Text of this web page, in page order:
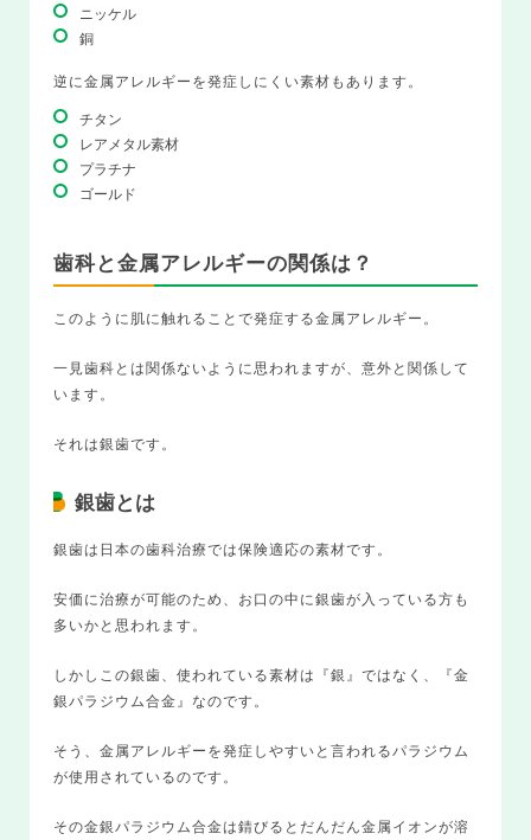
ニッケル
銅
逆に金属アレルギーを発症しにくい素材もあります。
チタン
レアメタル素材
プラチナ
ゴールド
歯科と金属アレルギーの関係は？
このように肌に触れることで発症する金属アレルギー。
一見歯科とは関係ないように思われますが、意外と関係して
います。
それは銀歯です。
銀歯とは
銀歯は日本の歯科治療では保険適応の素材です。
安価に治療が可能のため、お口の中に銀歯が入っている方も
多いかと思われます。
しかしこの銀歯、使われている素材は『銀』ではなく、『金
銀パラジウム合金』なのです。
そう、金属アレルギーを発症しやすいと言われるパラジウム
が使用されているのです。
その金銀パラジウム合金は錆びるとだんだん金属イオンが溶